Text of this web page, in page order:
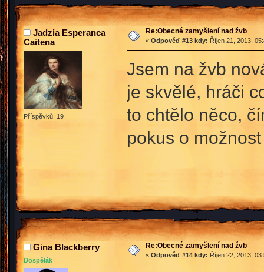
Jadzia Esperanca
Caitena
Příspěvků: 19
Re:Obecné zamyšlení nad žvb
« Odpověď #13 kdy: Říjen 21, 2013,
Jsem na žvb
je skvělé, hráči
to chtělo něco,
pokus o
Gina Blackberry
Dospělák
Re:Obecné zamyšlení nad žvb
« Odpověď #14 kdy: Říjen 22, 2013,